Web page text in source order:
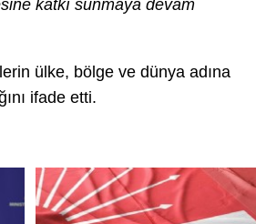
katkı sunmaya devam
ülke, bölge ve dünya adına
ifade etti.